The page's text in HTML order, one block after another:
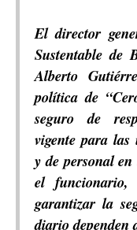
El director
Sustentable de
Alberto
política de
seguro de
vigente para las
y de personal
el funcionario,
garantizar la
diario dependen